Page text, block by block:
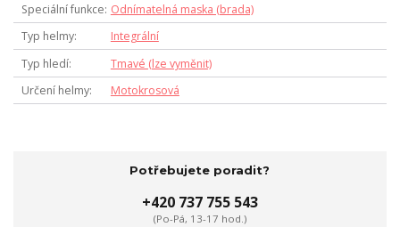
Speciální funkce Odnímatelná maska (brada)
Typ helmy
Integrální
Typ hledí
Tmavé (lze vyměnit)
Určení helmy
Motokrosová
Potřebujete poradit?
+420 737 755 543
(Po-Pá, 13-17 hod.)